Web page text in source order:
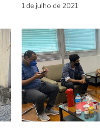
1 de julho de 2021